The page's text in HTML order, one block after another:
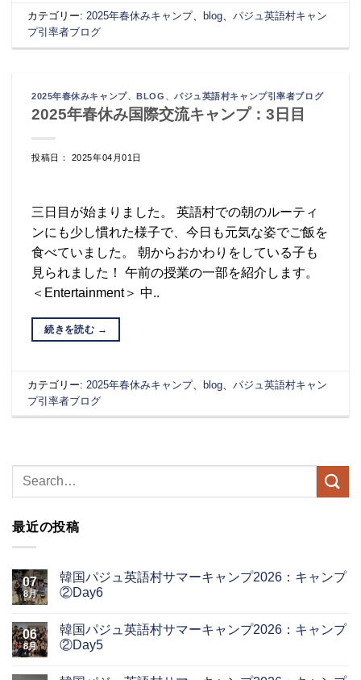
カテゴリー: 2025年春休みキャンプ、 blog 、パジュ英語村キャン
プ引率者ブログ
2025年春休みキャンプ、BLOG 、パジュ英語村キャンプ引率者ブログ
2025年春休み国際交流キャンプ：3日目
投稿日： 2025年04月01日
三日目が始まりました。 英語村での朝のルーティ
ンにも少し慣れた様子で、今日も元気な姿でご飯を
食べていました。 朝からおかわりをしている子も
見られました！ 午前の授業の一部を紹介します。
＜Entertainment＞ 中..
続きを読む →
カテゴリー: 2025年春休みキャンプ、blog 、パジュ英語村キャン
プ引率者ブログ
最近の投稿
07
8月
韓国パジュ英語村サマーキャンプ2026：キャンプ
②Day6
06
8月
韓国パジュ英語村サマーキャンプ2026：キャンプ
②Day5